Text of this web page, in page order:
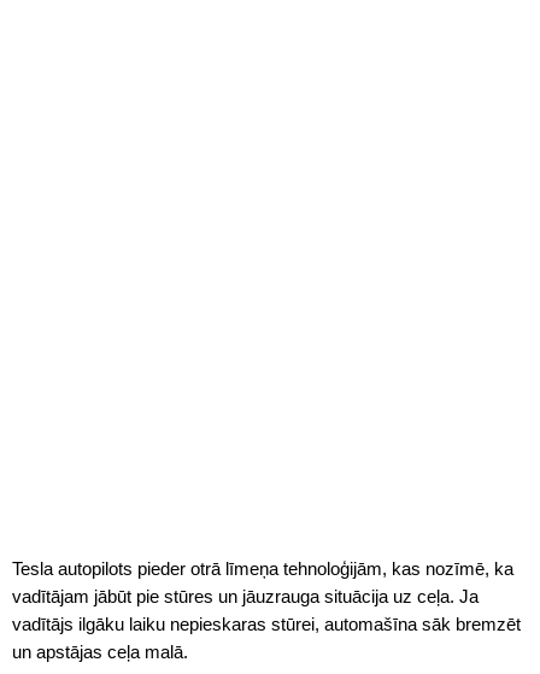
Tesla autopilots pieder otrā līmeņa tehnoloģijām, kas nozīmē, ka
vadītājam jābūt pie stūres un jāuzrauga situācija uz ceļa. Ja
vadītājs ilgāku laiku nepieskaras stūrei, automašīna sāk bremzēt
un apstājas ceļa malā.